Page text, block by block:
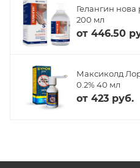
Гелангин нова
200 мл
от 446.50
Максиколд
0.2% 40 мл
от 423 руб.